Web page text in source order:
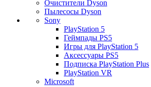
Очистители Dyson
Пылесосы Dyson
Sony
PlayStation 5
Геймпады PS5
Игры для PlayStation 5
Аксессуары PS5
Подписка PlayStation Plus
PlayStation VR
Microsoft